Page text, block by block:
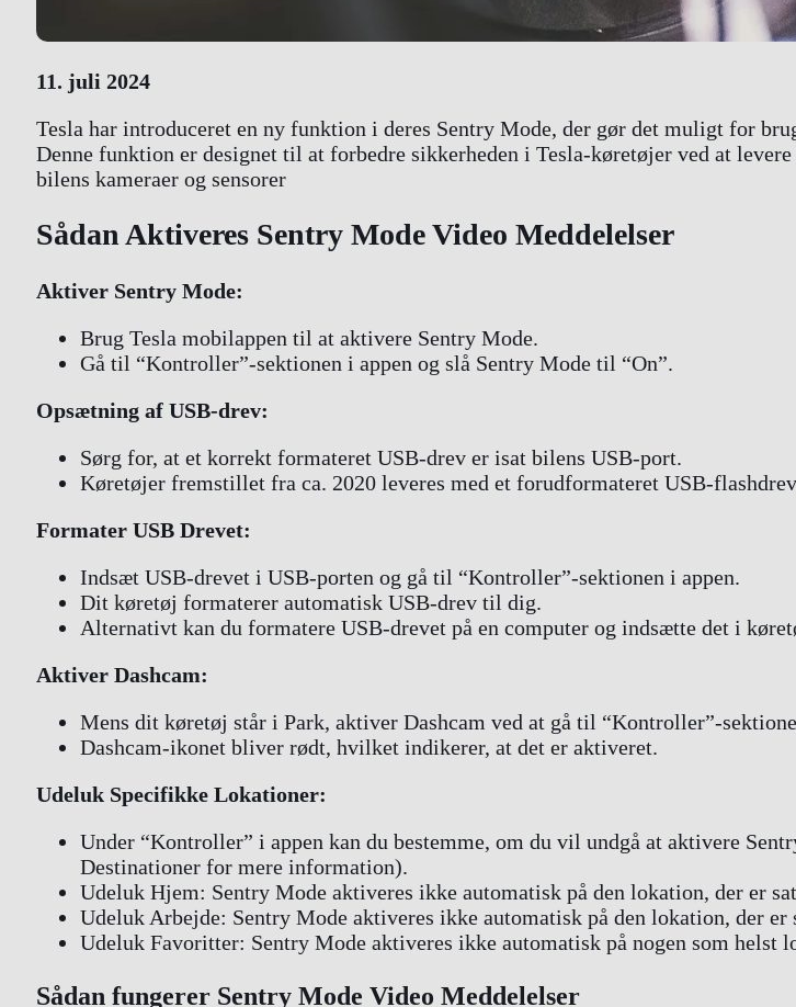
11. juli 2024
Tesla har introduceret en ny funktion i deres Sentry Mode, der gør det muligt for
Denne funktion er designet til at forbedre sikkerheden i Tesla-køretøjer ved at
bilens kameraer og sensorer
Sådan Aktiveres Sentry Mode Video Meddelelser
Aktiver Sentry Mode:
Brug Tesla mobilappen til at aktivere Sentry Mode.
Gå til “Kontroller”-sektionen i appen og slå Sentry Mode til “On”.
Opsætning af USB-drev:
Sørg for, at et korrekt formateret USB-drev er isat bilens USB-port.
Køretøjer fremstillet fra ca. 2020 leveres med et forudformateret USB-
Formater USB Drevet:
Indsæt USB-drevet i USB-porten og gå til “Kontroller”-sektionen i appen.
Dit køretøj formaterer automatisk USB-drev til dig.
Alternativt kan du formatere USB-drevet på en computer og indsætte det i
Aktiver Dashcam:
Mens dit køretøj står i Park, aktiver Dashcam ved at gå til “Kontroller”-
Dashcam-ikonet bliver rødt, hvilket indikerer, at det er aktiveret.
Udeluk Specifikke Lokationer:
Under “Kontroller” i appen kan du bestemme, om du vil undgå at aktivere
Destinationer for mere information).
Udeluk Hjem: Sentry Mode aktiveres ikke automatisk på den lokation, der er
Udeluk Arbejde: Sentry Mode aktiveres ikke automatisk på den lokation, der
Udeluk Favoritter: Sentry Mode aktiveres ikke automatisk på nogen som helst
Sådan fungerer Sentry Mode Video Meddelelser